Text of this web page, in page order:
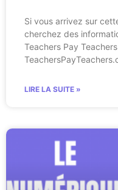
Si vous arrivez sur
cherchez des
Teachers Pay
LIRE LA SUITE »